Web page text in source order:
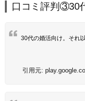
口コミ評判③30
30代の婚活向け。それ
引用元: